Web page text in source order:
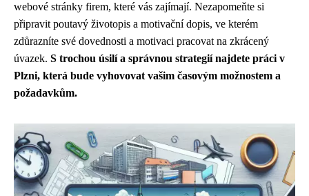
webové stránky firem, které vás zajímají. Nezapomeňte si
připravit poutavý životopis a motivační dopis, ve kterém
zdůrazníte své dovednosti a motivaci pracovat na zkrácený
úvazek. S trochou úsilí a správnou strategií najdete práci v
Plzni, která bude vyhovovat vašim časovým možnostem a
požadavkům.